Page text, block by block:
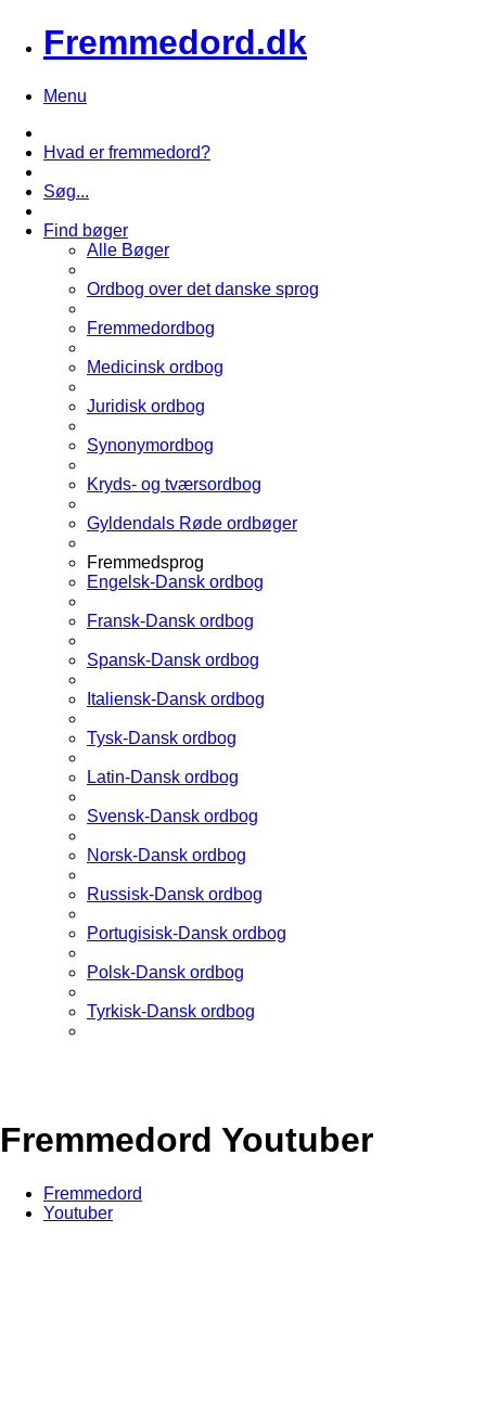
Fremmedord.dk
Menu
Hvad er fremmedord?
Søg...
Find bøger
Alle Bøger
Ordbog over det danske sprog
Fremmedordbog
Medicinsk ordbog
Juridisk ordbog
Synonymordbog
Kryds- og tværsordbog
Gyldendals Røde ordbøger
Fremmedsprog
Engelsk-Dansk ordbog
Fransk-Dansk ordbog
Spansk-Dansk ordbog
Italiensk-Dansk ordbog
Tysk-Dansk ordbog
Latin-Dansk ordbog
Svensk-Dansk ordbog
Norsk-Dansk ordbog
Russisk-Dansk ordbog
Portugisisk-Dansk ordbog
Polsk-Dansk ordbog
Tyrkisk-Dansk ordbog
Fremmedord Youtuber
Fremmedord
Youtuber